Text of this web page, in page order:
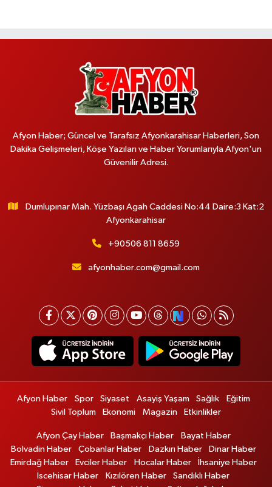
Afyon Haber; Güncel ve Tarafsız Afyonkarahisar Haberleri, Son
Dakika Gelişmeleri, Köşe Yazıları ve Haber Yorumlarıyla Afyon'un
Güvenilir Adresi.
Dumlupınar Mah. Yüzbaşı Agah Caddesi No:44 Daire:3 Kat:2
Afyonkarahisar
+90506 811 8659
afyonhaber.com@gmail.com
Afyon Haber Spor Siyaset Asayiş Yaşam Sağlık
Eğitim
Sivil Toplum
Ekonomi Magazin Etkinlikler
Afyon Çay Haber Başmakçı Haber
Bayat Haber
Bolvadin Haber
Çobanlar Haber Dazkırı Haber
Dinar Haber
Emirdağ Haber
Evciler Haber Hocalar Haber
İhsaniye Haber
İscehisar Haber
Kızılören Haber
Sandıklı Haber